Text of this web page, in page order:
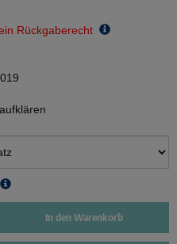
Rückgaberecht
In den Warenkorb